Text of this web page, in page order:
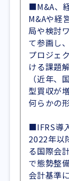
■M&A、
M&Aや経
局や検討
て参画し、
プロジェ
ける課題
（近年、
型買収が
何らかの
■IFRS導
2022年以
る国際会
で態勢整
会計基準